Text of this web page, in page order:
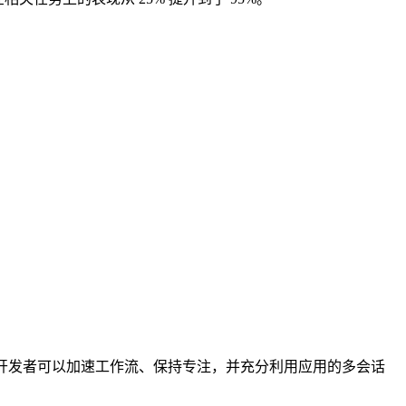
者可以加速工作流、保持专注，并充分利用应用的多会话